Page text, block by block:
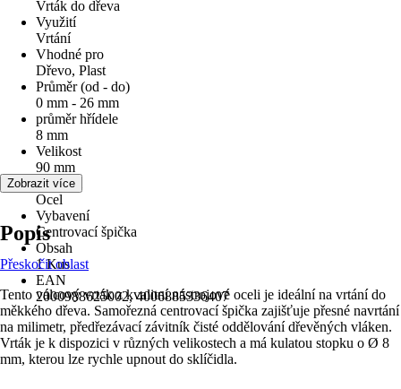
Vrták do dřeva
Využití
Vrtání
Vhodné pro
Dřevo, Plast
Průměr (od - do)
0 mm - 26 mm
průměr hřídele
8 mm
Velikost
90 mm
Materiál
Ocel
Vybavení
Centrovací špička
Obsah
1 Kus
EAN
2000988625002, 4006885336407
Zobrazit více
Popis
Přeskočit oblast
Tento válcový vrták z kvalitní nástrojové oceli je ideální na vrtání do
měkkého dřeva. Samořezná centrovací špička zajišťuje přesné navrtání
na milimetr, předřezávací závitník čisté oddělování dřevěných vláken.
Vrták je k dispozici v různých velikostech a má kulatou stopku o Ø 8
mm, kterou lze rychle upnout do sklíčidla.